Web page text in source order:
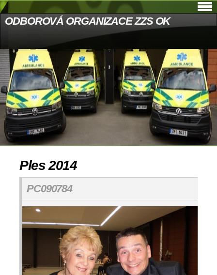
ODBOROVÁ ORGANIZACE ZZS OK
Ples 2014
PC090784